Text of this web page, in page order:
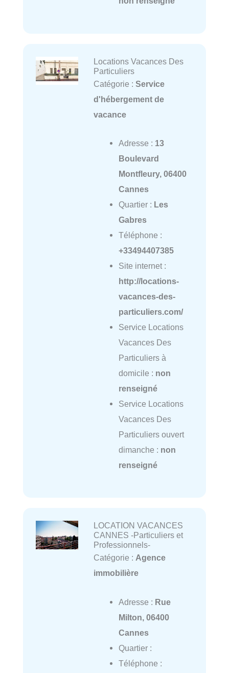
Locations Vacances Des
Particuliers
Catégorie : Service
d'hébergement de
vacance
Adresse : 13
Boulevard
Montfleury, 06400
Cannes
Quartier : Les
Gabres
Téléphone :
+33494407385
Site internet :
http://locations-
vacances-des-
particuliers.com/
Service Locations
Vacances Des
Particuliers à
domicile : non
renseigné
Service Locations
Vacances Des
Particuliers ouvert
dimanche : non
renseigné
LOCATION VACANCES
CANNES -Particuliers et
Professionnels-
Catégorie : Agence
immobilière
Adresse : Rue
Milton, 06400
Cannes
Quartier :
Téléphone :